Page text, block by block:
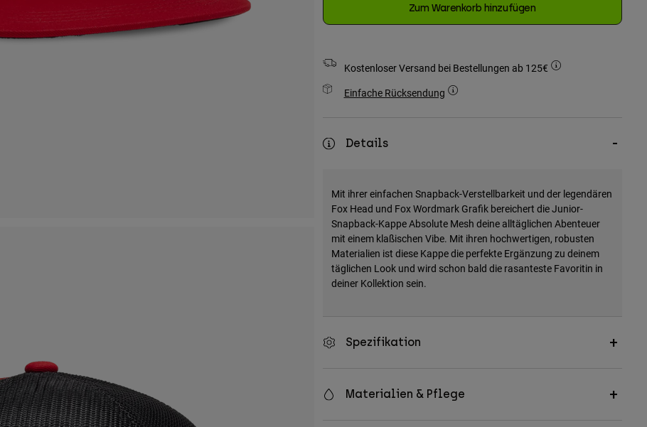
Zum Warenkorb hinzufügen
Kostenloser Versand bei Bestellungen ab 125€
Einfache Rücksendung
Details
Mit ihrer einfachen Snapback-Verstellbarkeit und der legendären
Fox Head und Fox Wordmark Grafik bereichert die Junior-
Snapback-Kappe Absolute Mesh deine alltäglichen Abenteuer
mit einem klaßischen Vibe. Mit ihren hochwertigen, robusten
Materialien ist diese Kappe die perfekte Ergänzung zu deinem
täglichen Look und wird schon bald die rasanteste Favoritin in
deiner Kollektion sein.
Spezifikation
Materialien & Pflege